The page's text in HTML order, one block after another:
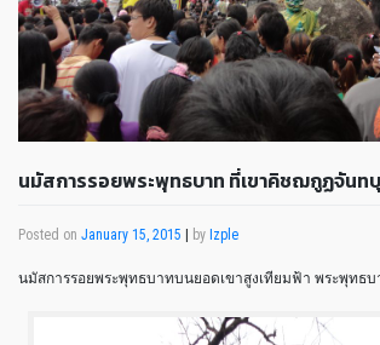
นมัสการรอยพระพุทธบาท ที่เขาคิชฌกูฏจันท
Posted on January 15, 2015 | by Izple
นมัสการรอยพระพุทธบาทบนยอดเขาสูงเทียมฟ้า พระพุทธ